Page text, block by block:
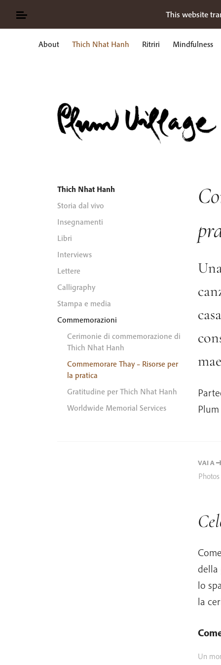
This website
About Thich Nhat Hanh Ritriri Mindfulness
Thich Nhat Hanh
Storia dal vivo
Insegnamenti
Libri
Interviews
Lettere
Calligraphy
Stampa e media
Commemorazioni
Cerimonie di commemorazione di
Thich Nhat Hanh
Commemorare Thay – Risorse per
la pratica
Gratitudine per Thich Nhat Hanh
Worldwide Memorial Services
VAI A
della
lo
la
Un